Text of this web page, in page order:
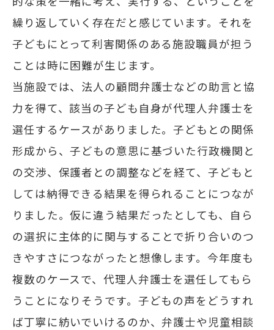
繰り返していく存在だと感じています。それを
子どもにとって利害関係のある施設職員が担う
ことは時に困難が生じます。
当施設では、法人の顧問弁護士などの助言と協
力を得て、該当の子ども自身が代理人弁護士を
選任するケースがありました。子どもとの関係
形成から、子どもの意思に基づいた行政機関と
の交渉、保護者との調整などを経て、子どもと
しては納得できる結果を得られることにつなが
りました。仮に違う結果だったとしても、自ら
の選択に主体的に関与することで折り合いのつ
きやすさにつながったと想像します。今年度も
複数のケースで、代理人弁護士を選任してもら
うことになりそうです。子どもの声をどうすれ
ば丁寧に紡いでいけるのか、弁護士や児童相談